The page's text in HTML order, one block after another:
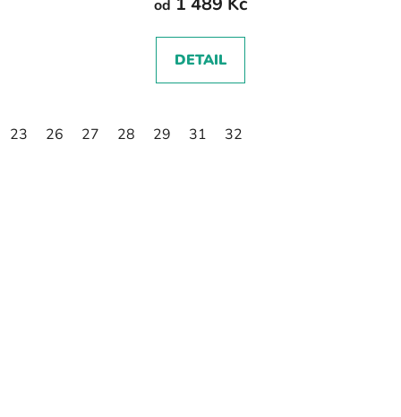
od
DETAIL
23 26 27 28 29 31 32